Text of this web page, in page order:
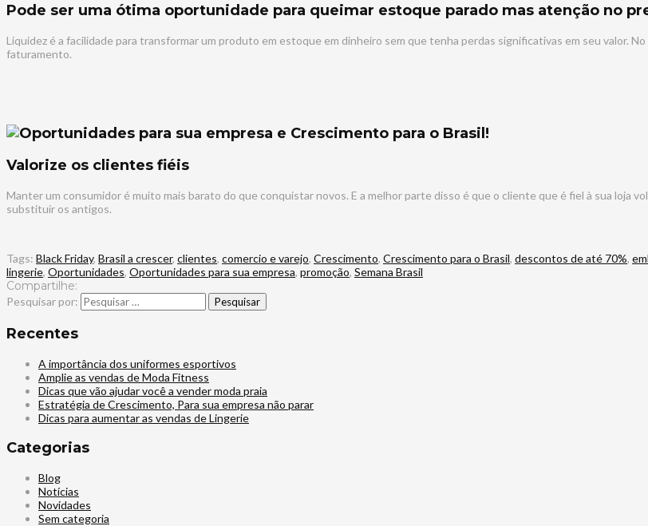
Pode ser uma ótima oportunidade para queimar estoque parado mas atenção no
Liquidez é a facilidade para transformar um produto em estoque em dinheiro sem que tenha perdas significativas em seu valor.
faturamento.
Valorize os clientes fiéis
Manter um consumidor é muito mais barato do que conquistar novos. E a melhor parte disso é que o cliente que é fiel à sua loja
substituir os antigos.
Tags: Black Friday, Brasil a crescer, clientes, comercio e varejo, Crescimento, Crescimento para o Brasil, descontos de até 70%,
lingerie, Oportunidades, Oportunidades para sua empresa, promoção, Semana Brasil
Compartilhe:
Pesquisar por:
Recentes
A importância dos uniformes esportivos
Amplie as vendas de Moda Fitness
Dicas que vão ajudar você a vender moda praia
Estratégia de Crescimento, Para sua empresa não parar
Dicas para aumentar as vendas de Lingerie
Categorias
Blog
Notícias
Novidades
Sem categoria